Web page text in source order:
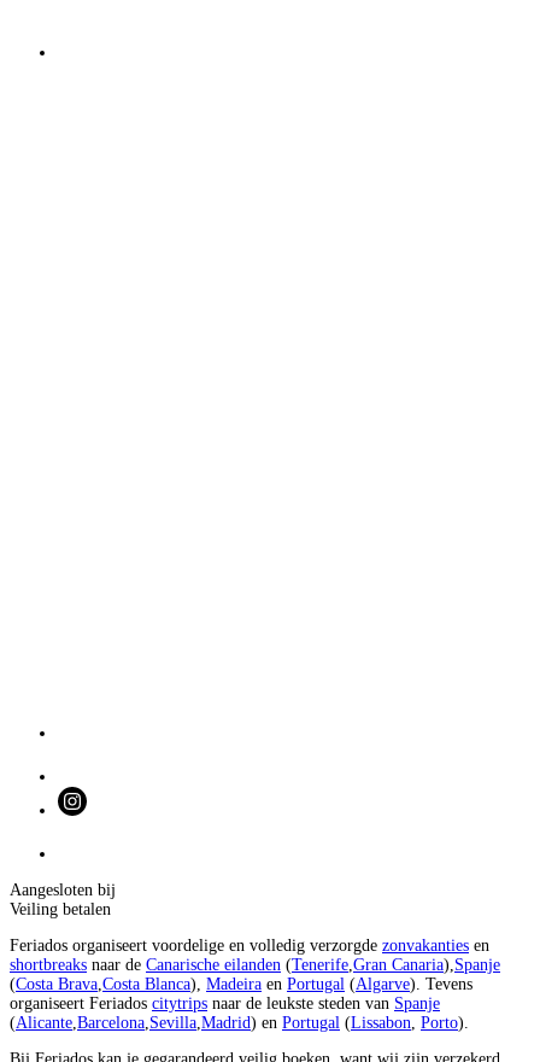
Aangesloten bij
Veiling betalen
Feriados organiseert voordelige en volledig verzorgde zonvakanties en
shortbreaks naar de Canarische eilanden (Tenerife Gran Canaria), Spanje
(Costa Brava Costa Blanca), Madeira en Portugal (Algarve). Tevens
organiseert Feriados citytrips naar de leukste steden van Spanje
(Alicante Barcelona Sevilla Madrid) en Portugal (Lissabon Porto).